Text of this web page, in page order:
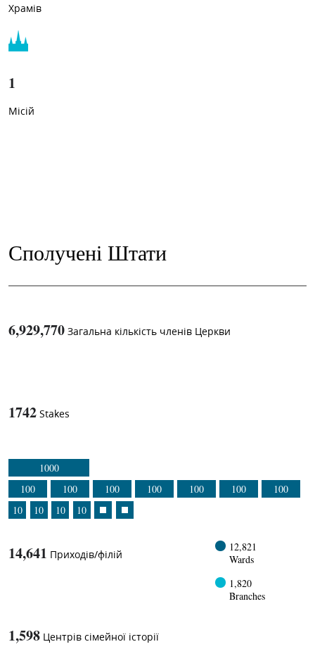
Храмів
1
Місій
Сполучені Штати
6,929,770 Загальна кількість членів Церкви
1742 Stakes
1000
100
100 100 100 100 100
100
10
10 10 10
14,641 Приходів/філій
12,821
Wards
1,820
Branches
1,598 Центрів сімейної історії